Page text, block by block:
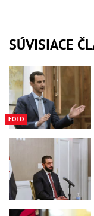
SÚVISIACE
FOTO